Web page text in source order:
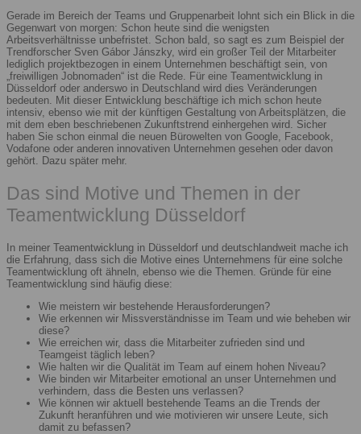
Gerade im Bereich der Teams und Gruppenarbeit lohnt sich ein Blick in die
Gegenwart von morgen: Schon heute sind die wenigsten
Arbeitsverhältnisse unbefristet. Schon bald, so sagt es zum Beispiel der
Trendforscher Sven Gábor Jánszky, wird ein großer Teil der Mitarbeiter
lediglich projektbezogen in einem Unternehmen beschäftigt sein, von
„freiwilligen Jobnomaden“ ist die Rede. Für eine Teamentwicklung in
Düsseldorf oder anderswo in Deutschland wird dies Veränderungen
bedeuten. Mit dieser Entwicklung beschäftige ich mich schon heute
intensiv, ebenso wie mit der künftigen Gestaltung von Arbeitsplätzen, die
mit dem eben beschriebenen Zukunftstrend einhergehen wird. Sicher
haben Sie schon einmal die neuen Bürowelten von Google, Facebook,
Vodafone oder anderen innovativen Unternehmen gesehen oder davon
gehört. Dazu später mehr.
Das sind Motive und Themen in der
Teamentwicklung Düsseldorf
In meiner Teamentwicklung in Düsseldorf und deutschlandweit mache ich
die Erfahrung, dass sich die Motive eines Unternehmens für eine solche
Teamentwicklung oft ähneln, ebenso wie die Themen. Gründe für eine
Teamentwicklung sind häufig diese:
Wie meistern wir bestehende Herausforderungen?
Wie erkennen wir Missverständnisse im Team und wie beheben wir
diese?
Wie erreichen wir, dass die Mitarbeiter zufrieden sind und
Teamgeist täglich leben?
Wie halten wir die Qualität im Team auf einem hohen Niveau?
Wie binden wir Mitarbeiter emotional an unser Unternehmen und
verhindern, dass die Besten uns verlassen?
Wie können wir aktuell bestehende Teams an die Trends der
Zukunft heranführen und wie motivieren wir unsere Leute, sich
damit zu befassen?